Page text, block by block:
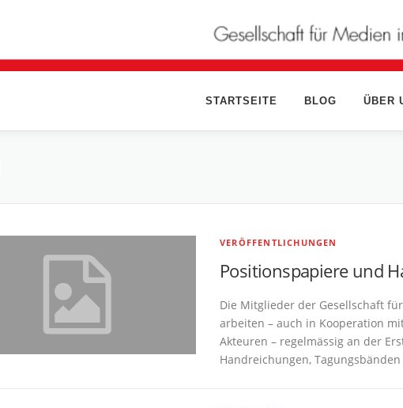
STARTSEITE BLOG ÜBER
VERÖFFENTLICHUNGEN
Positionspapiere und
Die Mitglieder der Gesellschaft
arbeiten – auch in Kooperation
Akteuren – regelmässig an der
Handreichungen,